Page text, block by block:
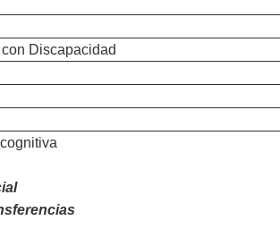
Discapacidad